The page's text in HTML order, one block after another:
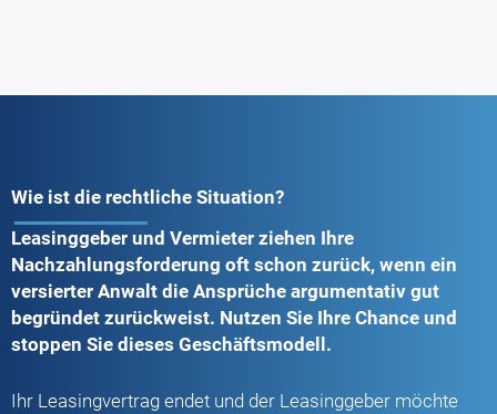
Wie ist die rechtliche Situation?
Leasinggeber und Vermieter ziehen Ihre
Nachzahlungsforderung oft schon zurück, wenn ein
versierter Anwalt die Ansprüche argumentativ gut
begründet zurückweist. Nutzen Sie Ihre Chance und
stoppen Sie dieses Geschäftsmodell.
Ihr Leasingvertrag endet und der Leasinggeber möchte